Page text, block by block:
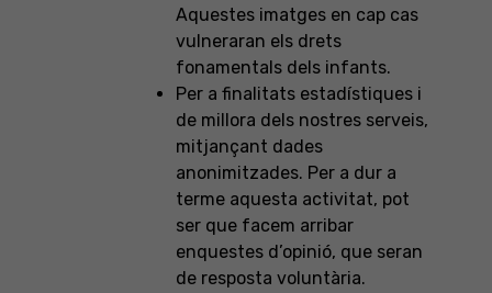
Aquestes imatges en cap cas
vulneraran els drets
fonamentals dels infants.
Per a finalitats estadístiques i
de millora dels nostres serveis,
mitjançant dades
anonimitzades. Per a dur a
terme aquesta activitat, pot
ser que facem arribar
enquestes d’opinió, que seran
de resposta voluntària.